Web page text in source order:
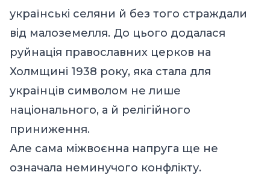
українські селяни й без того страждали
від малоземелля. До цього додалася
руйнація православних церков на
Холмщині 1938 року, яка стала для
українців символом не лише
національного, а й релігійного
приниження.
Але сама міжвоєнна напруга ще не
означала неминучого конфлікту.